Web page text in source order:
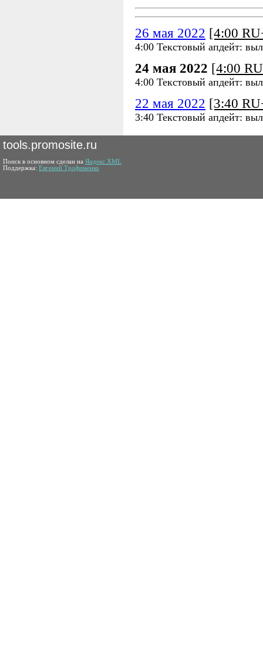
26 мая 2022 [4:00
4:00 Текстовый апдейт:
24 мая 2022 [4:00
4:00 Текстовый апдейт:
22 мая 2022 [3:40
3:40 Текстовый апдейт:
tools.promosite.ru
Поиск в основном сделан на Яндекс.XML
Поддержка: Евгений Трофименко